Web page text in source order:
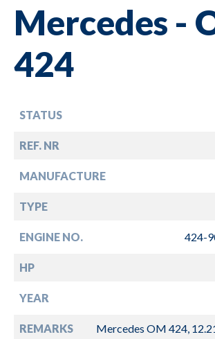
Mercedes -
424
STATUS
REF. NR
MANUFACTURE
TYPE
ENGINE NO. 424-
HP
YEAR
REMARKS
Mercedes OM 424,